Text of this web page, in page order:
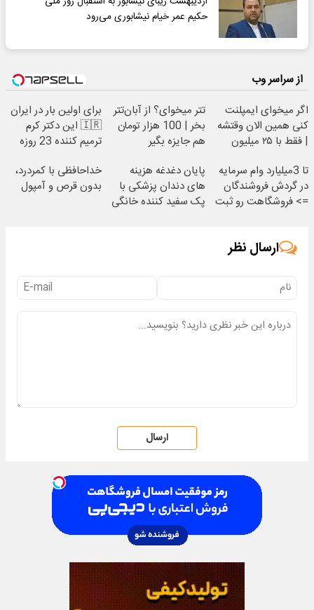
حکیم عمر خیام نیشابوری می‌رود
از سراسر وب
اگر میخوای ایمپلنت
کنی همین الان وقتشه
| فقط با ۲۵ میلیون
تتر میخوای؟ از آبان‌تتر
بخر | 100 هزار تومان
هم جایزه بگیر
برای اولین بار در ایران
🇮🇷 این دکتر کرم
ترمیم کننده 23 روزه
تا 3میلیارد وام سرمایه
در گردش فروشندگان
=> فروشگاهت رو ثبت
پایان دغدغه هزینه
های دندان پزشکی با
پک سفید کننده خانگی
خداحافظی با کمردرد،
بدون قرص و آمپول
ارسال نظر
ارسال